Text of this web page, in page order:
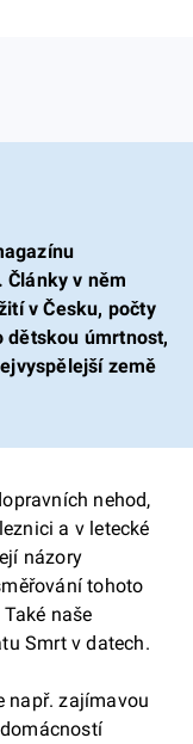
v něm
v Česku, počty
dětskou úmrtnost,
země
nehod,
a v letecké
názory
tohoto
naše
Smrt v datech.
např. zajímavou